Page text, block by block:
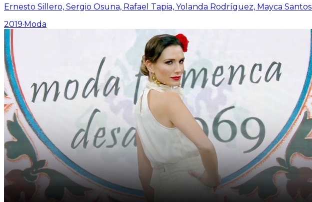
Ernesto Sillero, Sergio Osuna, Rafael Tapia, Yolanda Rodríguez, Mayca Santos
2019·Moda